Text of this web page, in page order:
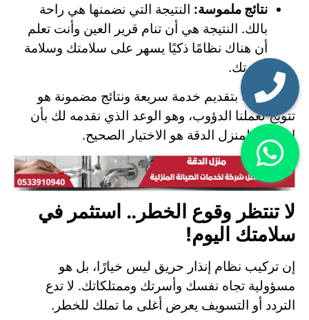
نتائج ملموسة: النتيجة التي نضمنها هي راحة
بالك. النتيجة هي أن تنام قرير العين وأنت تعلم
أن هناك نظامًا ذكيًا يسهر على سلامتك وسلامة
أسرتك.
إن التزامنا بتقديم خدمة سريعة ونتائج مضمونة هو
تتويج لعملنا الدؤوب، وهو الوعد الذي نقدمه لك بأن
اختيارك لمنزل الدقة هو الاختيار الصحيح.
لا تنتظر وقوع الخطر.. استثمر في
سلامتك اليوم!
إن تركيب نظام إنذار حريق ليس خيارًا، بل هو
مسؤولية تجاه نفسك وأسرتك وممتلكاتك. لا تدع
التردد أو التسويف يعرض أغلى ما تملك للخطر.